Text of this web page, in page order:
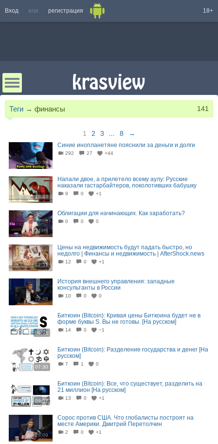
Вход или регистрация 18+
Теги → финансы 141
1 2 3 8 →
00:53
Синие инопланетяне пояснили за деньги и долги
292 27 +44
18:43
Напали двое, а прилетело всему аулу: Русские
наказали гастарбайтеров, поколотивших бабушку
9 0 +1
21:09
Облигации для начинающих. Как заработать?
0 0 0
12:31
Цены на недвижимость будут падать быстро, но
недолго | Финансы и недвижимость | AfterShock.news
12 0 +1
22:48
История внешнего управления: западные
консультанты в России
10 0 0
04:01
Биткоин (Bitcoin): Кривая цены Биткоина будет не в
форме буквы S. Вы не готовы. [На русском]
14 0 −1
07:30
Биткоин (Bitcoin): Разделение государства и денег [На
русском]
7 1 0
09:07
Биткоин (Bitcoin): Все, что существует, разделить на
21 миллион [На русском]
13 0 +1
26:09
Сорос против США. Что глобалисты построят на
месте Америки. Дмитрий Перетолчин
2 0 +1